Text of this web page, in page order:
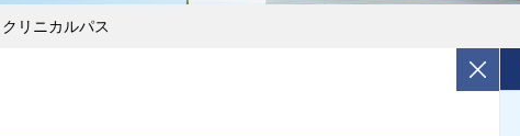
クリニカルパス